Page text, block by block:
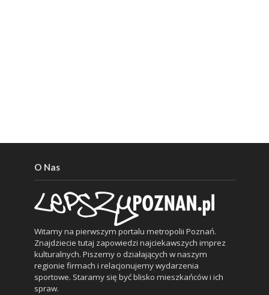
O Nas
Witamy na pierwszym portalu metropolii Poznań.
Znajdziecie tutaj zapowiedzi najciekawszych imprez
kulturalnych. Piszemy o działających w naszym
regionie firmach i relacjonujemy wydarzenia
sportowe. Staramy się być blisko mieszkańców i ich
spraw.